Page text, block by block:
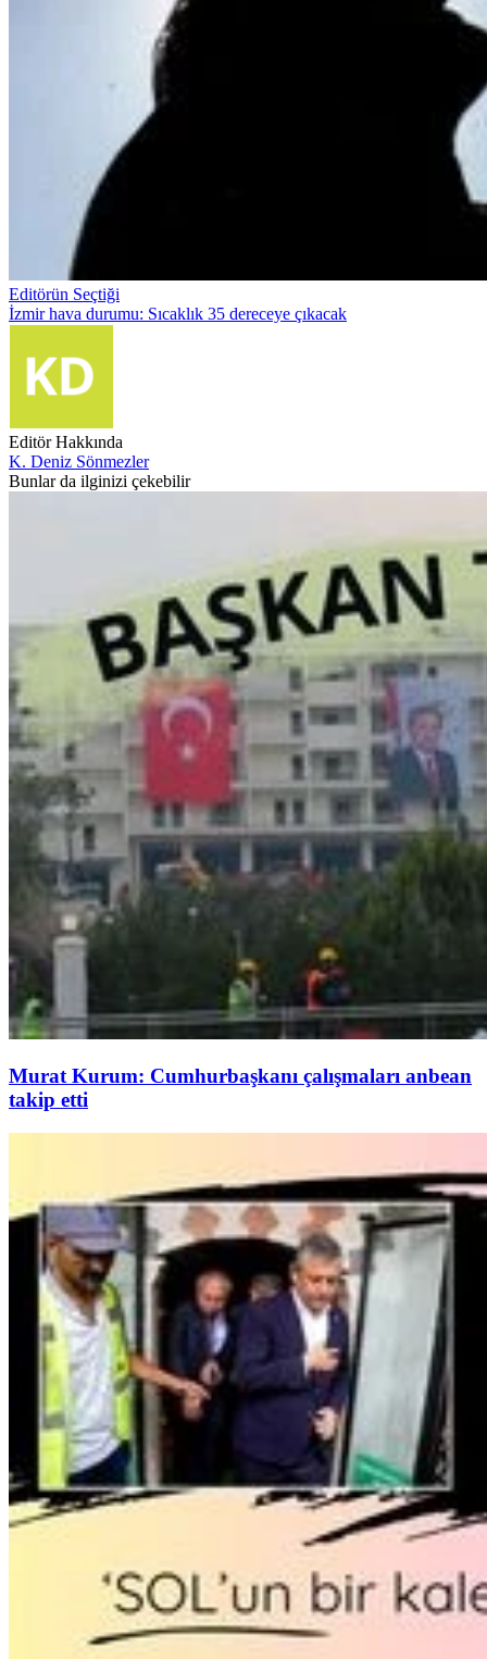
Editörün Seçtiği
İzmir hava durumu: Sıcaklık 35 dereceye çıkacak
Editör Hakkında
K. Deniz Sönmezler
Bunlar da ilginizi çekebilir
Murat Kurum: Cumhurbaşkanı çalışmaları anbean
takip etti